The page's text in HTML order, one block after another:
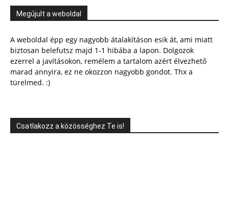
Megújult a weboldal
A weboldal épp egy nagyobb átalakításon esik át, ami miatt
biztosan belefutsz majd 1-1 hibába a lapon. Dolgozok
ezerrel a javításokon, remélem a tartalom azért élvezhető
marad annyira, ez ne okozzon nagyobb gondot. Thx a
türelmed. :)
Csatlakozz a közösséghez Te is!